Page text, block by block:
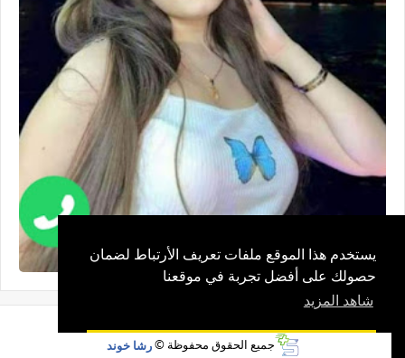
يستخدم هذا الموقع ملفات تعريف الأرتباط لضمان
حصولك على أفضل تجربة في موقعنا
شاهد المزيد
موافق
جميع الحقوق محفوظة ©رشا خوند